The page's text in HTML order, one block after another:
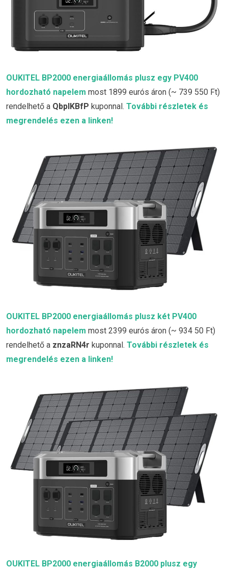
OUKITEL BP2000 energiaállomás plusz egy PV400
hordozható napelem most 1899 eurós áron (~ 739 550 Ft)
rendelhető a QbpIKBfP kuponnal. További részletek és
megrendelés ezen a linken!
OUKITEL BP2000 energiaállomás plusz két PV400
hordozható napelem most 2399 eurós áron (~ 934 50 Ft)
rendelhető a znzaRN4r kuponnal. További részletek és
megrendelés ezen a linken!
OUKITEL BP2000 energiaállomás B2000 plusz egy